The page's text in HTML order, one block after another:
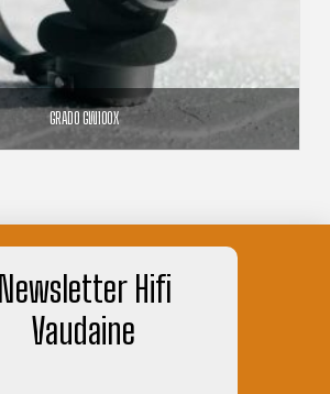
GRADO GW100X
Newsletter Hifi
Vaudaine